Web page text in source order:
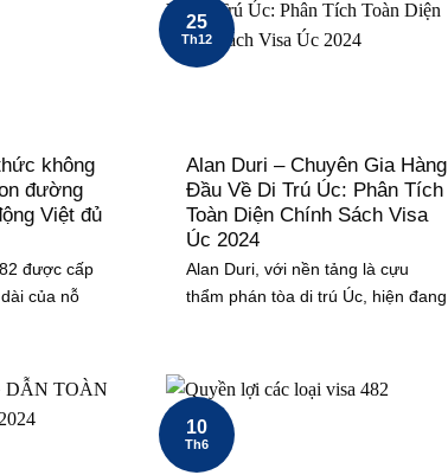
không
đường
Việt đủ
được cấp
của nỗ
Alan Duri – Chuyên Gia Hàng
Đầu Về Di Trú Úc: Phân Tích
Toàn Diện Chính Sách Visa
Úc 2024
Alan Duri, với nền tảng là cựu
thẩm phán tòa di trú Úc, hiện đang
25
Th12
10
Th6